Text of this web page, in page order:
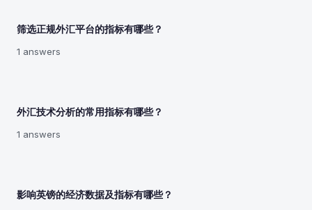
筛选正规外汇平台的指标有哪些？
1 answers
外汇技术分析的常用指标有哪些？
1 answers
影响英镑的经济数据及指标有哪些？